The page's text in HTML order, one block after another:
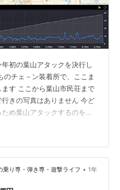
初の葉山アタックを決行し
のチェ－ン装着所で、ここま
す ここから葉山市民荘まで
きの写真はありません 今ど
め葉山アタックするのを楽
！ ここは標高にして８００
ります 道路の除雪は、まだ
野菜農家さんのベース基地か
場かな 葉山市民荘はまだ入れ
して登山者用に開口してい
乗り専・弾き専・遊撃ライフ • 1年